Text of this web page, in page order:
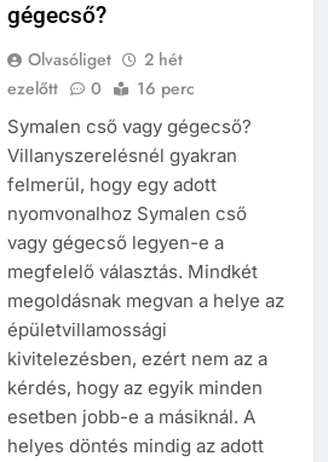
gégecső?
Olvasóliget
2 hét
ezelőtt
0 16 perc
Symalen cső vagy gégecső?
Villanyszerelésnél gyakran
felmerül, hogy egy adott
nyomvonalhoz Symalen cső
vagy gégecső legyen-e a
megfelelő választás. Mindkét
megoldásnak megvan a helye az
épületvillamossági
kivitelezésben, ezért nem az a
kérdés, hogy az egyik minden
esetben jobb-e a másiknál. A
helyes döntés mindig az adott